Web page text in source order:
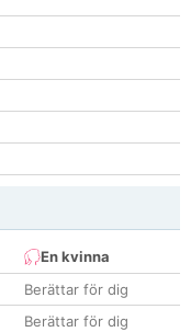
En kvinna
Berättar för dig
Berättar för dig